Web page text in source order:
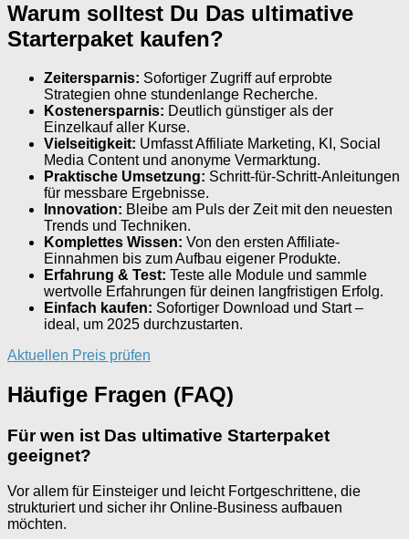
Warum solltest Du Das ultimative
Starterpaket kaufen?
Zeitersparnis: Sofortiger Zugriff auf erprobte
Strategien ohne stundenlange Recherche.
Kostenersparnis: Deutlich günstiger als der
Einzelkauf aller Kurse.
Vielseitigkeit: Umfasst Affiliate Marketing, KI, Social
Media Content und anonyme Vermarktung.
Praktische Umsetzung: Schritt-für-Schritt-Anleitungen
für messbare Ergebnisse.
Innovation: Bleibe am Puls der Zeit mit den neuesten
Trends und Techniken.
Komplettes Wissen: Von den ersten Affiliate-
Einnahmen bis zum Aufbau eigen­er Produkte.
Erfahrung & Test: Teste alle Module und sammle
wertvolle Erfahrungen für deinen langfristigen Erfolg.
Einfach kaufen: Sofortiger Download und Start –
ideal, um 2025 durchzustarten.
Aktuellen Preis prüfen
Häufige Fragen (FAQ)
Für wen ist Das ultimative Starterpaket
geeignet?
Vor allem für Einsteiger und leicht Fortgeschrittene, die
strukturiert und sicher ihr Online-Business aufbauen
möchten.